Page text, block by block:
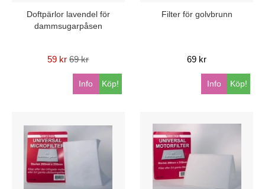
Doftpärlor lavendel för
dammsugarpåsen
59 kr 69 kr
Köp!
Info
Filter för golvbrunn
69 kr
Köp!
Info